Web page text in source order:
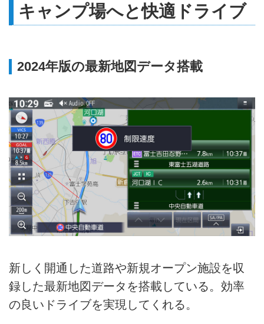
キャンプ場へと快適ドライブ
2024年版の最新地図データ搭載
新しく開通した道路や新規オープン施設を収
録した最新地図データを搭載している。効率
の良いドライブを実現してくれる。